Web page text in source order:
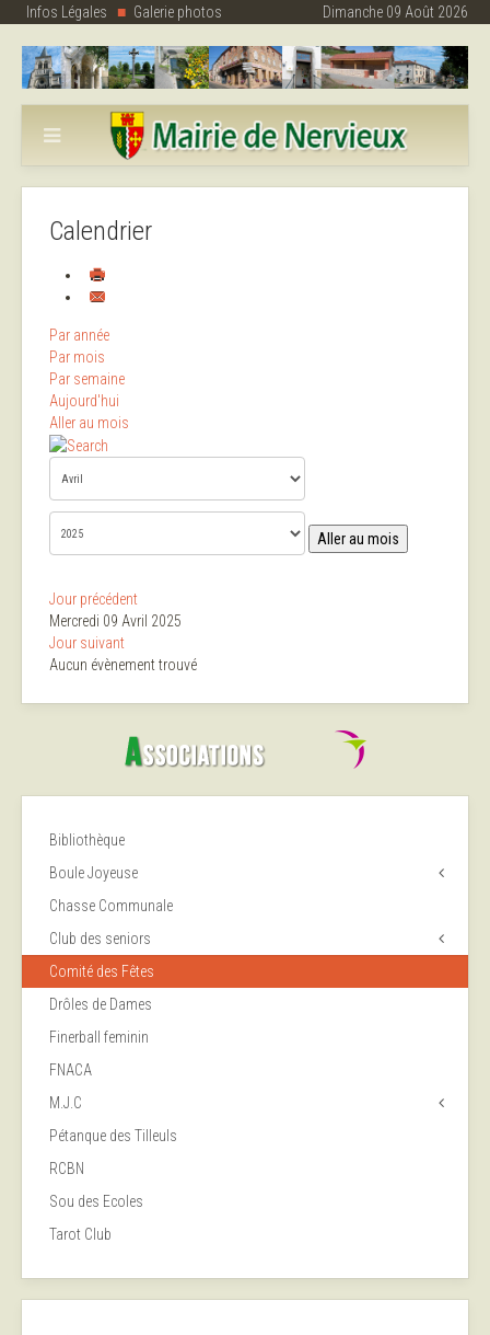
Infos Légales Galerie photos Dimanche 09 Août 2026
Calendrier
Par année
Par mois
Par semaine
Aujourd'hui
Aller au mois
Aller au mois
Jour précédent
Mercredi 09 Avril 2025
Jour suivant
Aucun évènement trouvé
Bibliothèque
Boule Joyeuse
Chasse Communale
Club des seniors
Comité des Fêtes
Drôles de Dames
Finerball feminin
FNACA
M.J.C
Pétanque des Tilleuls
RCBN
Sou des Ecoles
Tarot Club